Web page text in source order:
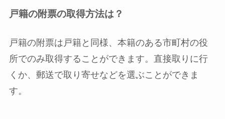
戸籍の附票の取得方法は？
戸籍の附票は戸籍と同様、本籍のある市町村の役
所でのみ取得することができます。直接取りに行
くか、郵送で取り寄せなどを選ぶことができま
す。